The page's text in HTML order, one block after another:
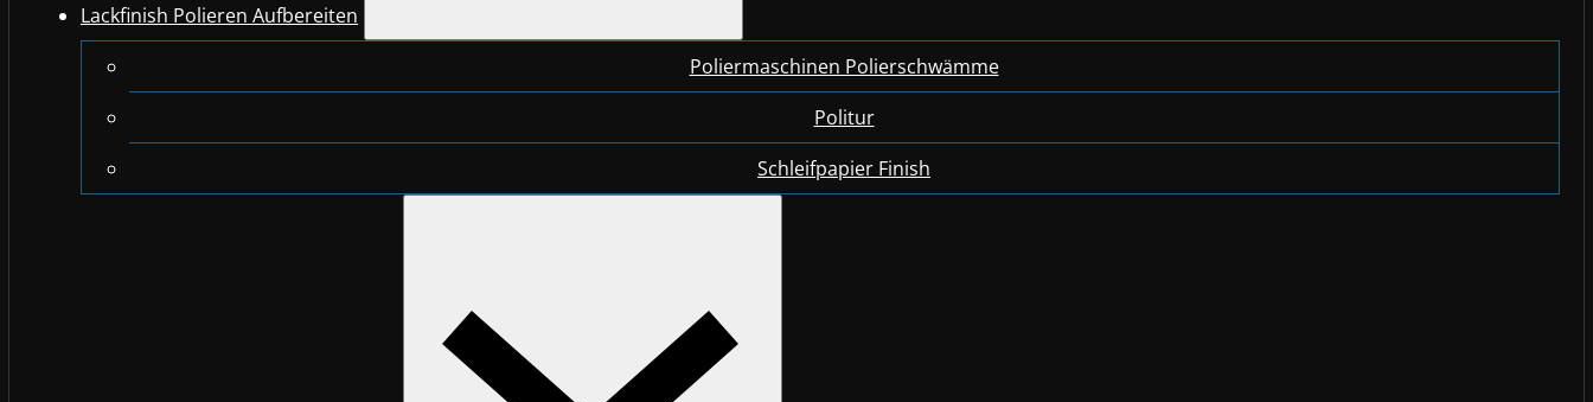
Lackfinish Polieren Aufbereiten
Poliermaschinen Polierschwämme
Politur
Schleifpapier Finish